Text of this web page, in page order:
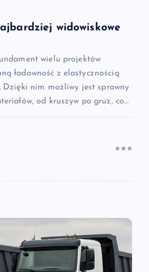
widowiskowe
wielu projektów
ładowność z elastycznością
Dzięki nim możliwy jest sprawny
od kruszyw po gruz, co…